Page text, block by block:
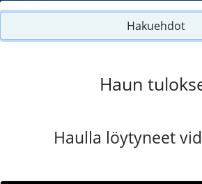
Hakuehdot
Haun
Haulla löytyneet